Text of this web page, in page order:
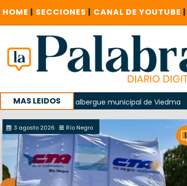
HOME | SECCIONES | CANAL DE YOUTUBE |
MAS LEIDOS
del albergue municipal de Viedma La
sucursal del Correo Argentino en Sierra Grande
3 agosto 2026 Río Negro